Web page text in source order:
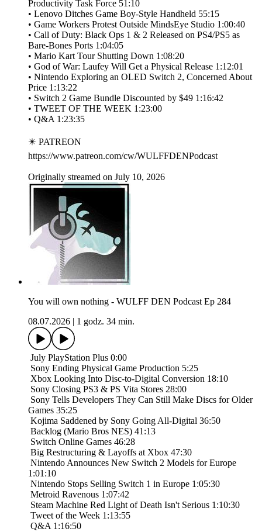
Productivity Task Force 51:10
• Lenovo Ditches Game Boy-Style Handheld 55:15
• Game Workers Protest Outside MindsEye Studio 1:00:40
• Call of Duty: Black Ops 1 & 2 Released on PS4/PS5 as
Bare-Bones Ports 1:04:05
• Mario Kart Tour Shutting Down 1:08:20
• God of War: Laufey Will Get a Physical Release 1:12:01
• Nintendo Exploring an OLED Switch 2, Concerned About
Price 1:13:22
• Switch 2 Game Bundle Discounted by $49 1:16:42
• TWEET OF THE WEEK 1:23:00
• Q&A 1:23:35
✴️ PATREON
https://www.patreon.com/cw/WULFFDENPodcast
Originally streamed on July 10, 2026
You will own nothing - WULFF DEN Podcast Ep 284
08.07.2026
1 godz. 34 min.
​ July PlayStation Plus 0:00
​ Sony Ending Physical Game Production 5:25
​ Xbox Looking Into Disc-to-Digital Conversion 18:10
​ Sony Closing PS3 & PS Vita Stores 28:00
​ Sony Tells Developers They Can Still Make Discs for Older
Games 35:25
​ Kojima Saddened by Sony Going All-Digital 36:50
​ Backlog (Mario Bros NES) 41:13
​ Switch Online Games 46:28
​ Big Restructuring & Layoffs at Xbox 47:30
​ Nintendo Announces New Switch 2 Models for Europe
1:01:10
​ Nintendo Stops Selling Switch 1 in Europe 1:05:30
​ Metroid Ravenous 1:07:42
​ Steam Machine Red Light of Death Isn't Serious 1:10:30
​ Tweet of the Week 1:13:55
​ Q&A 1:16:50